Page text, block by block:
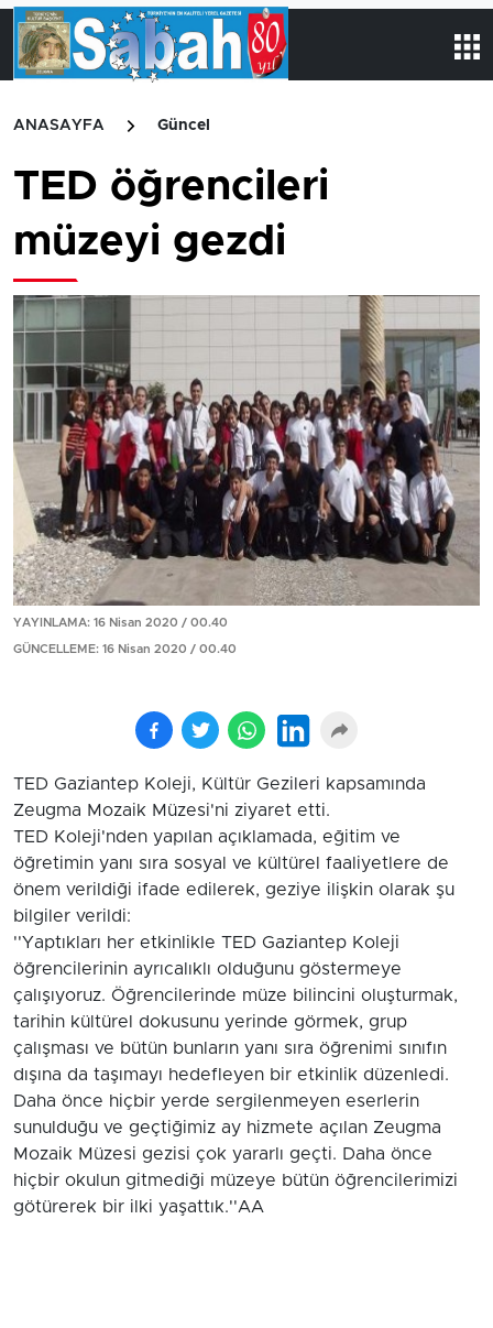
ANASAYFA Güncel
TED öğrencileri
müzeyi gezdi
YAYINLAMA: 16 Nisan 2020 / 00.40
GÜNCELLEME: 16 Nisan 2020 / 00.40
TED Gaziantep Koleji, Kültür Gezileri kapsamında
Zeugma Mozaik Müzesi'ni ziyaret etti.
TED Koleji'nden yapılan açıklamada, eğitim ve
öğretimin yanı sıra sosyal ve kültürel faaliyetlere de
önem verildiği ifade edilerek, geziye ilişkin olarak şu
bilgiler verildi:
''Yaptıkları her etkinlikle TED Gaziantep Koleji
öğrencilerinin ayrıcalıklı olduğunu göstermeye
çalışıyoruz. Öğrencilerinde müze bilincini oluşturmak,
tarihin kültürel dokusunu yerinde görmek, grup
çalışması ve bütün bunların yanı sıra öğrenimi sınıfın
dışına da taşımayı hedefleyen bir etkinlik düzenledi.
Daha önce hiçbir yerde sergilenmeyen eserlerin
sunulduğu ve geçtiğimiz ay hizmete açılan Zeugma
Mozaik Müzesi gezisi çok yararlı geçti. Daha önce
hiçbir okulun gitmediği müzeye bütün öğrencilerimizi
götürerek bir ilki yaşattık.''AA